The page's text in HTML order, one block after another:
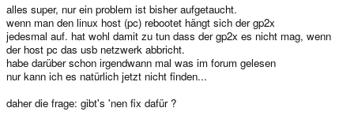
alles super, nur ein problem ist bisher aufgetaucht.
wenn man den linux host (pc) rebootet hängt sich der gp2x
jedesmal auf. hat wohl damit zu tun dass der gp2x es nicht mag, wenn
der host pc das usb netzwerk abbricht.
habe darüber schon irgendwann mal was im forum gelesen
nur kann ich es natürlich jetzt nicht finden...
daher die frage: gibt's 'nen fix dafür ?